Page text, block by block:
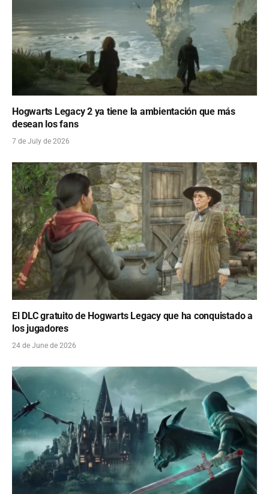
Hogwarts Legacy 2 ya tiene la ambientación que más
desean los fans
7 de July de 2026
El DLC gratuito de Hogwarts Legacy que ha conquistado a
los jugadores
24 de June de 2026